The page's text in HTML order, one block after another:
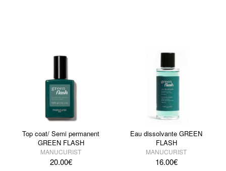
Top coat/ Semi permanent
GREEN FLASH
MANUCURIST
20.00€
Eau dissolvante GREEN
FLASH
MANUCURIST
16.00€